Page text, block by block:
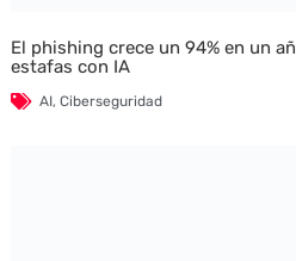
El phishing crece un 94% en un
estafas con IA
AI, Ciberseguridad